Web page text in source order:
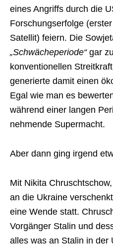
eines Angriffs durch die
Forschungserfolge
Satellit) feiern. Die
„Schwächeperiode“gar
konventionellen
generierte damit einen
Egal wie man es
während einer langen
nehmende Supermacht.
Aber dann ging irgend
Mit Nikita
an die Ukraine
eine Wende statt.
Vorgänger Stalin und
alles was an Stalin in der